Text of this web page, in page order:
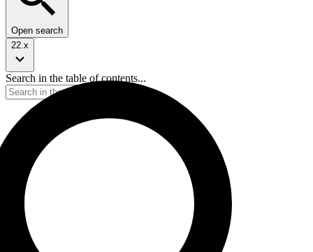
Open search
22.x
Search in the table of contents...